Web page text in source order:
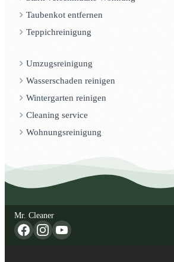
Taubenkot entfernen
Teppichreinigung
Umzugsreinigung
Wasserschaden reinigen
Wintergarten reinigen
Cleaning service
Wohnungsreinigung
Mr. Cleaner